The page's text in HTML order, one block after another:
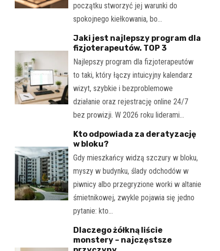
początku stworzyć jej warunki do
spokojnego kiełkowania, bo…
Jaki jest najlepszy program dla
fizjoterapeutów. TOP 3
Najlepszy program dla fizjoterapeutów
to taki, który łączy intuicyjny kalendarz
wizyt, szybkie i bezproblemowe
działanie oraz rejestrację online 24/7
bez prowizji. W 2026 roku liderami…
Kto odpowiada za deratyzację
w bloku?
Gdy mieszkańcy widzą szczury w bloku,
myszy w budynku, ślady odchodów w
piwnicy albo przegryzione worki w altanie
śmietnikowej, zwykle pojawia się jedno
pytanie: kto…
Dlaczego żółkną liście
monstery – najczęstsze